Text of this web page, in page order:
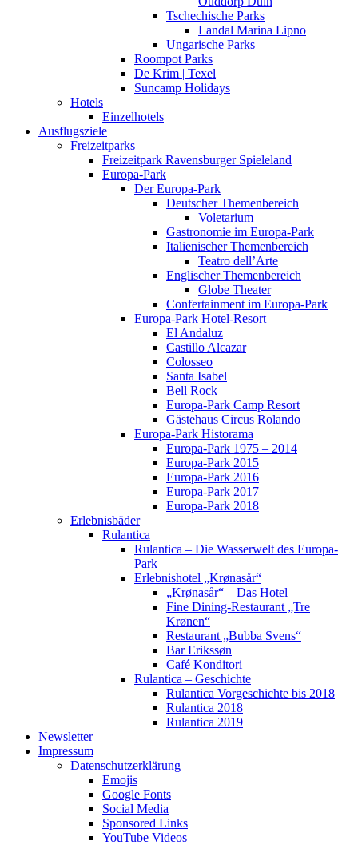
Tschechische Parks
Landal Marina Lipno
Ungarische Parks
Roompot Parks
De Krim | Texel
Suncamp Holidays
Hotels
Einzelhotels
Ausflugsziele
Freizeitparks
Freizeitpark Ravensburger Spieleland
Europa-Park
Der Europa-Park
Deutscher Themenbereich
Voletarium
Gastronomie im Europa-Park
Italienischer Themenbereich
Teatro dell’Arte
Englischer Themenbereich
Globe Theater
Confertainment im Europa-Park
Europa-Park Hotel-Resort
El Andaluz
Castillo Alcazar
Colosseo
Santa Isabel
Bell Rock
Europa-Park Camp Resort
Gästehaus Circus Rolando
Europa-Park Historama
Europa-Park 1975 – 2014
Europa-Park 2015
Europa-Park 2016
Europa-Park 2017
Europa-Park 2018
Erlebnisbäder
Rulantica
Rulantica – Die Wasserwelt des Europa-
Park
Erlebnishotel „Krønasår“
„Krønasår“ – Das Hotel
Fine Dining-Restaurant „Tre
Krønen“
Restaurant „Bubba Svens“
Bar Erikssøn
Café Konditori
Rulantica – Geschichte
Rulantica Vorgeschichte bis 2018
Rulantica 2018
Rulantica 2019
Newsletter
Impressum
Datenschutzerklärung
Emojis
Google Fonts
Social Media
Sponsored Links
YouTube Videos